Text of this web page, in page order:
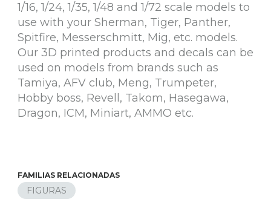
1/16, 1/24, 1/35, 1/48 and 1/72 scale models to
use with your Sherman, Tiger, Panther,
Spitfire, Messerschmitt, Mig, etc. models.
Our 3D printed products and decals can be
used on models from brands such as
Tamiya, AFV club, Meng, Trumpeter,
Hobby boss, Revell, Takom, Hasegawa,
Dragon, ICM, Miniart, AMMO etc.
FAMILIAS RELACIONADAS
FIGURAS